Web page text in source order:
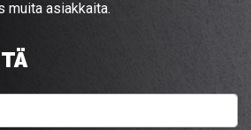
muita asiakkaita.